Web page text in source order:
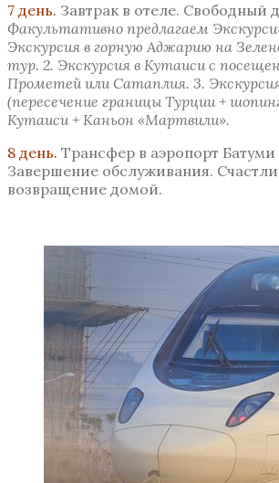
7 день. Завтрак в отеле. Свободный
Факультативно предлагаем
Экскурсия в горную Аджарию на
тур. 2. Экскурсия в Кутаиси с
Прометей или Сатаплия. 3.
(пересечение границы Турции +
Кутаиси + Каньон «Мартвили».
8 день. Трансфер в аэропорт Батуми
Завершение обслуживания.
возвращение домой.